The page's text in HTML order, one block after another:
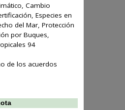
Cambio
Especies en
del Mar, Protección
por Buques,
94
de los acuerdos